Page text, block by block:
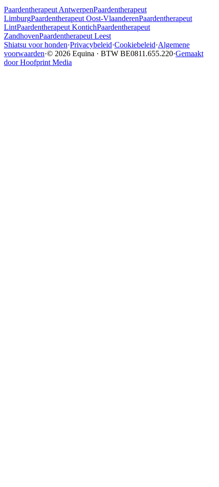
PaardentherapeutAntwerpenPaardentherapeut
LimburgPaardentherapeutOost-VlaanderenPaardentherapeut
LintPaardentherapeutKontichPaardentherapeut
ZandhovenPaardentherapeutLeest
Shiatsu voor honden·Privacybeleid·Cookiebeleid·Algemene
voorwaarden·© 2026 Equina · BTW BE0811.655.220·Gemaakt
door Hoofprint Media